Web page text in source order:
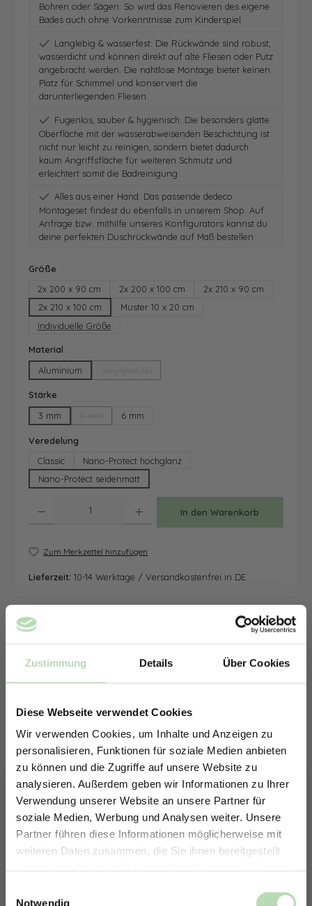
Zustimmung Details Über Cookies
Diese Webseite verwendet Cookies
Wir verwenden Cookies, um Inhalte und Anzeigen zu
personalisieren, Funktionen für soziale Medien anbieten
zu können und die Zugriffe auf unsere Website zu
analysieren. Außerdem geben wir Informationen zu Ihrer
Verwendung unserer Website an unsere Partner für
soziale Medien, Werbung und Analysen weiter. Unsere
Partner führen diese Informationen möglicherweise mit
weiteren Daten zusammen, die Sie ihnen bereitgestellt
Notwendig
Bohren oder Sägen. So wird das Renovieren des eigene
Bades auch ohne Vorkenntnisse zum Kinderspiel.
Langlebig & wasserfest: Die Rückwände sind robust,
wasserdicht und können direkt auf alte Fliesen oder Putz
angebracht werden. Die nahtlose Montage bietet keinen
Platz für Schimmel und konserviert die
darunterliegenden Fliesen
Fugenlos, sauber & hygienisch: Die besonders glatte
Oberfläche mit der wasserabweisenden Beschichtung ist
nicht nur leicht zu reinigen, sondern bietet dadurch
kaum Angriffsfläche für weiteren Schmutz und
erleichtert somit die Badreinigung
Alles aus einer Hand: Das passende dedeco
Montageset findest du ebenfalls in unserem Shop. Auf
Anfrage bzw. mithilfe unseres Konfigurators kannst du
deine perfekten Duschrückwände auf Maß bestellen
Größe
2x 200 x 90 cm
2x 200 x 100 cm
2x 210 x 90 cm
2x 210 x 100 cm
Muster 10 x 20 cm
Individuelle Größe
Material
Aluminium
Stärke
3 mm
(Diese Option ist zurzeit nicht verfügbar.)
6 mm
Veredelung
Classic
Nano-Protect hochglanz
Nano-Protect seidenmatt
In den Warenkorb
Zum Merkzettel hinzufügen
Lieferzeit: 10-14 Werktage / Versandkostenfrei in DE
Erstelle in nur 4 Schritten deine
ERHALTE 5% RABATT AUF
DEINE RÜCKWÄNDE